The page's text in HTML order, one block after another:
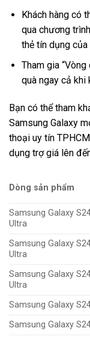
Khách hàng có
qua chương
thẻ tín dụng
Tham gia
quà ngay cả khi
Bạn có thể tham
Samsung Galaxy
thoại uy tín
dụng trợ giá lên
Dòng sản phẩm
Samsung Galaxy
Ultra
Samsung Galaxy
Ultra
Samsung Galaxy
Ultra
Samsung Galaxy
Samsung Galaxy